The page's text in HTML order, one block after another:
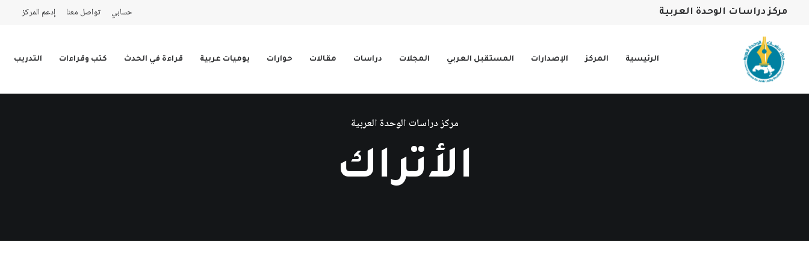
مركز دراسات الوحدة العربية حسابي تواصل معنا إدعم المركز
الرئيسية المركز الإصدارات المستقبل العربي المجلات دراسات مقالات حوارات يوميات عربية قراءة في الحدث كتب وقراءات التدريب
مركز دراسات الوحدة العربية
الأتراك